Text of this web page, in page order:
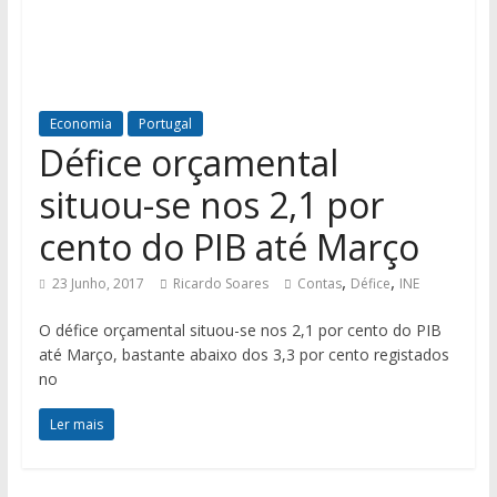
Economia Portugal
Défice orçamental
situou-se nos 2,1 por
cento do PIB até Março
23 Junho, 2017 Ricardo Soares Contas, Défice, INE
O défice orçamental situou-se nos 2,1 por cento do PIB
até Março, bastante abaixo dos 3,3 por cento registados
no
Ler mais